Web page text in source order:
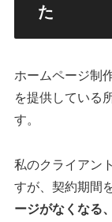
た
ホームページ制
を提供している
す。
私のクライアン
すが、契約期間
ージがなくなる